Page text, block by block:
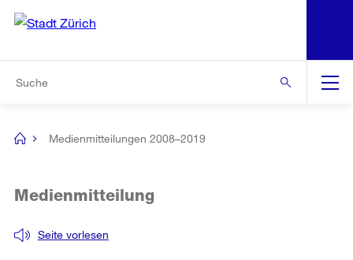
Navigation
[no
Medienmitteilungen 2008–2019
Seite vorlesen
Medienmitteilung